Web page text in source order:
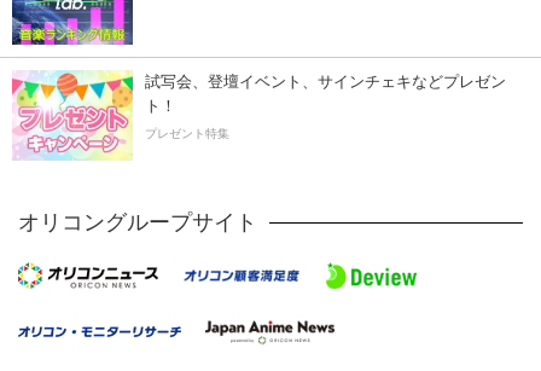
試写会、登壇イベント、サインチェキなどプレゼン
ト！
プレゼント特集
オリコングループサイト